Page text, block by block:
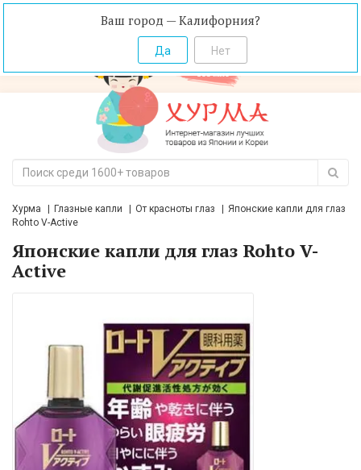
Ваш город — Калифорния?
Хурма Глазные капли От красноты глаз
Японские капли для глаз
Rohto V-Active
Японские капли для глаз Rohto V-
Active